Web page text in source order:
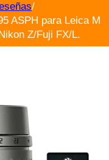
/
ASPH para Leica M
Z/Fuji FX/L.